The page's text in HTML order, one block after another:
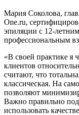
Мария Соколова,
One.ru,
эпиляции с 12-
профессиональным
«В своей практике я
клиентов
считают, что
классическая. На
позволяют
Важно правильно
использовать